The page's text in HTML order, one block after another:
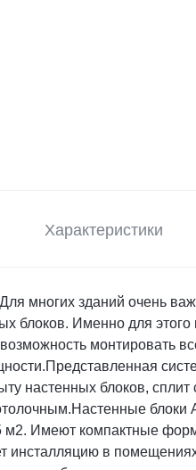
Характеристики
многих зданий очень
блоков. Именно для этого
монтировать
настенных блоков, сплит
блоки
м2. Имеют компактные
инсталляцию в